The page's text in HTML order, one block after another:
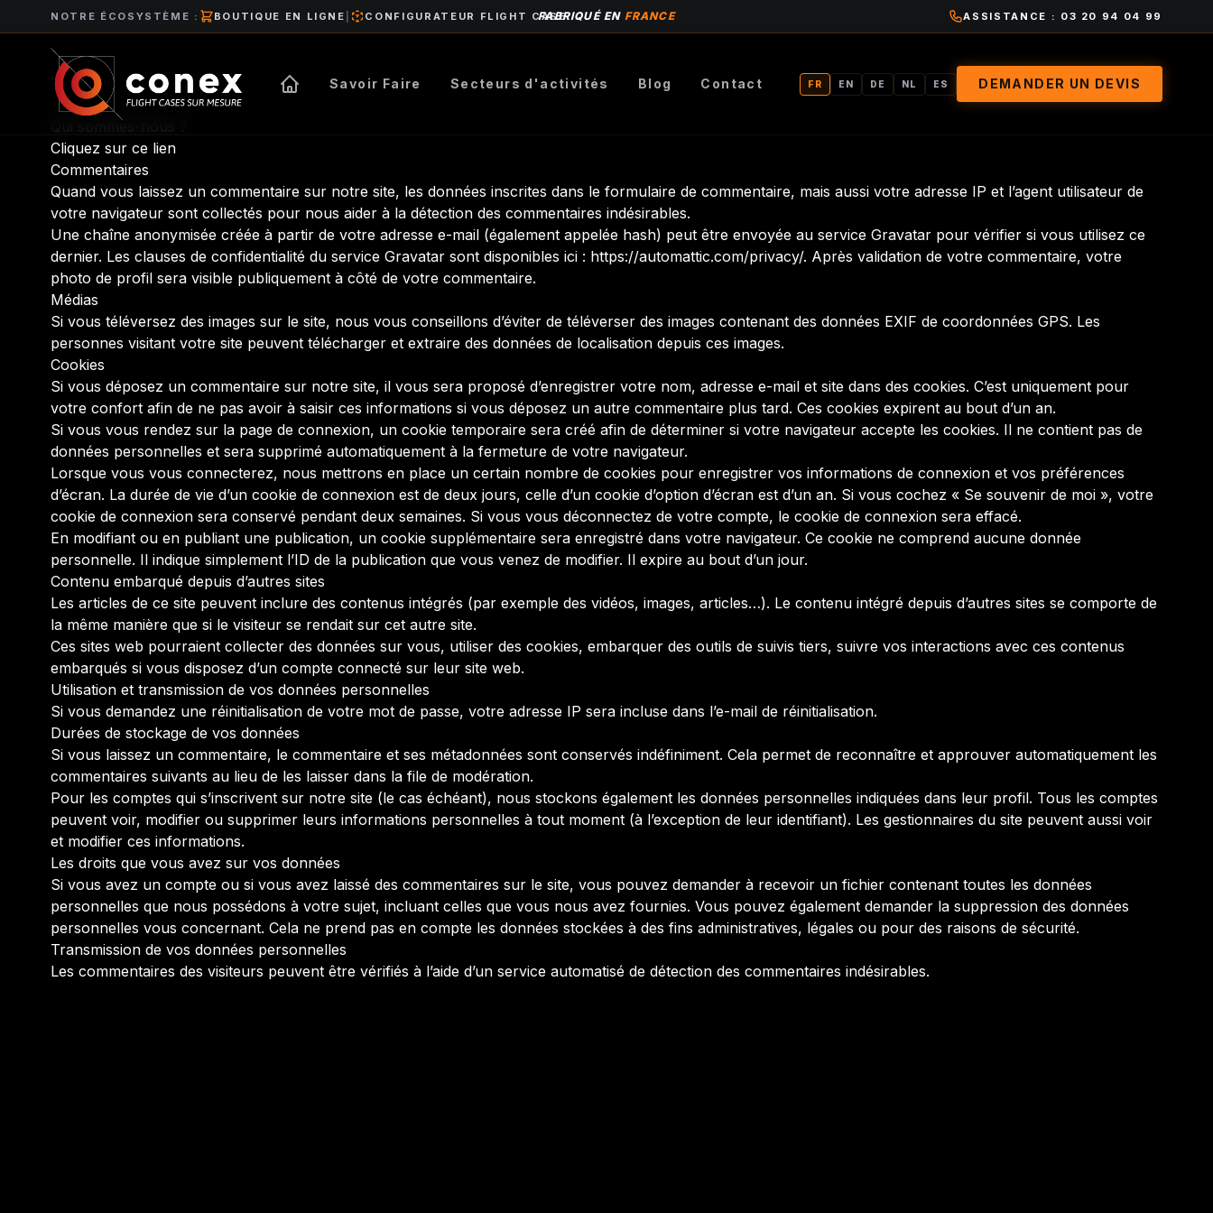
NOTRE ÉCOSYSTÈME : BOUTIQUE EN LIGNE CONFIGURATEUR FLIGHT CASEFABRIQUÉ EN FRANCE ASSISTANCE : 03 20 94 04 99
Savoir Faire Secteurs d'activités Blog Contact FR EN DE NL ES DEMANDER UN DEVIS
Cliquez sur ce lien
Commentaires
Quand vous laissez un commentaire sur notre site, les données inscrites dans le formulaire de commentaire, mais aussi votre adresse IP et l’agent utilisateur de
votre navigateur sont collectés pour nous aider à la détection des commentaires indésirables.
Une chaîne anonymisée créée à partir de votre adresse e-mail (également appelée hash) peut être envoyée au service Gravatar pour vérifier si vous utilisez ce
dernier. Les clauses de confidentialité du service Gravatar sont disponibles ici : https://automattic.com/privacy/. Après validation de votre commentaire, votre
photo de profil sera visible publiquement à côté de votre commentaire.
Médias
Si vous téléversez des images sur le site, nous vous conseillons d’éviter de téléverser des images contenant des données EXIF de coordonnées GPS. Les
personnes visitant votre site peuvent télécharger et extraire des données de localisation depuis ces images.
Cookies
Si vous déposez un commentaire sur notre site, il vous sera proposé d’enregistrer votre nom, adresse e-mail et site dans des cookies. C’est uniquement pour
votre confort afin de ne pas avoir à saisir ces informations si vous déposez un autre commentaire plus tard. Ces cookies expirent au bout d’un an.
Si vous vous rendez sur la page de connexion, un cookie temporaire sera créé afin de déterminer si votre navigateur accepte les cookies. Il ne contient pas de
données personnelles et sera supprimé automatiquement à la fermeture de votre navigateur.
Lorsque vous vous connecterez, nous mettrons en place un certain nombre de cookies pour enregistrer vos informations de connexion et vos préférences
d’écran. La durée de vie d’un cookie de connexion est de deux jours, celle d’un cookie d’option d’écran est d’un an. Si vous cochez « Se souvenir de moi », votre
cookie de connexion sera conservé pendant deux semaines. Si vous vous déconnectez de votre compte, le cookie de connexion sera effacé.
En modifiant ou en publiant une publication, un cookie supplémentaire sera enregistré dans votre navigateur. Ce cookie ne comprend aucune donnée
personnelle. Il indique simplement l’ID de la publication que vous venez de modifier. Il expire au bout d’un jour.
Contenu embarqué depuis d’autres sites
Les articles de ce site peuvent inclure des contenus intégrés (par exemple des vidéos, images, articles…). Le contenu intégré depuis d’autres sites se comporte de
la même manière que si le visiteur se rendait sur cet autre site.
Ces sites web pourraient collecter des données sur vous, utiliser des cookies, embarquer des outils de suivis tiers, suivre vos interactions avec ces contenus
embarqués si vous disposez d’un compte connecté sur leur site web.
Utilisation et transmission de vos données personnelles
Si vous demandez une réinitialisation de votre mot de passe, votre adresse IP sera incluse dans l’e-mail de réinitialisation.
Durées de stockage de vos données
Si vous laissez un commentaire, le commentaire et ses métadonnées sont conservés indéfiniment. Cela permet de reconnaître et approuver automatiquement les
commentaires suivants au lieu de les laisser dans la file de modération.
Pour les comptes qui s’inscrivent sur notre site (le cas échéant), nous stockons également les données personnelles indiquées dans leur profil. Tous les comptes
peuvent voir, modifier ou supprimer leurs informations personnelles à tout moment (à l’exception de leur identifiant). Les gestionnaires du site peuvent aussi voir
et modifier ces informations.
Les droits que vous avez sur vos données
Si vous avez un compte ou si vous avez laissé des commentaires sur le site, vous pouvez demander à recevoir un fichier contenant toutes les données
personnelles que nous possédons à votre sujet, incluant celles que vous nous avez fournies. Vous pouvez également demander la suppression des données
personnelles vous concernant. Cela ne prend pas en compte les données stockées à des fins administratives, légales ou pour des raisons de sécurité.
Transmission de vos données personnelles
Les commentaires des visiteurs peuvent être vérifiés à l’aide d’un service automatisé de détection des commentaires indésirables.